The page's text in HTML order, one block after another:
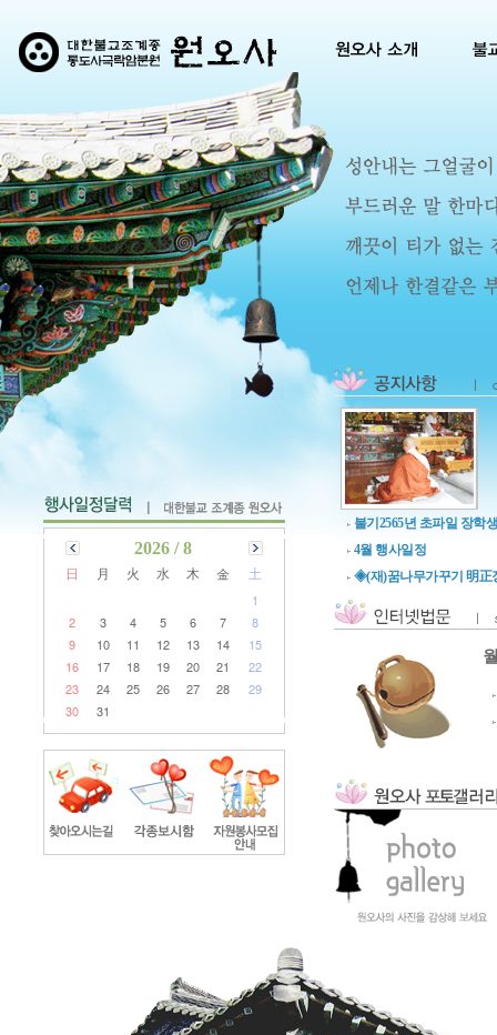
2026 / 8
日 月 火 水 木 金 土
1
2
3 4 5 6 7
8
9
10 11 12 13 14
15
16
17 18 19 20 21
22
23
24 25 26 27 28
29
30
31
불기2565년 초파일 장학
4월 행사일정
◈(재)꿈나무가꾸기 明